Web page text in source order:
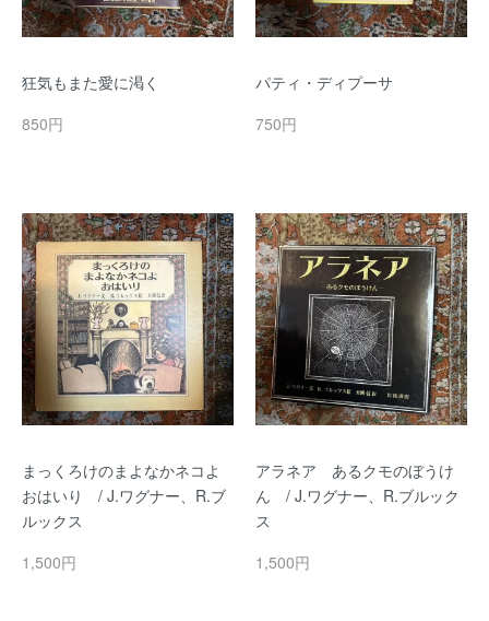
狂気もまた愛に渇く
850円
パティ・ディプーサ
750円
まっくろけのまよなかネコよ
おはいり / J.ワグナー、R.ブ
ルックス
1,500円
アラネア あるクモのぼうけ
ん / J.ワグナー、R.ブルック
ス
1,500円